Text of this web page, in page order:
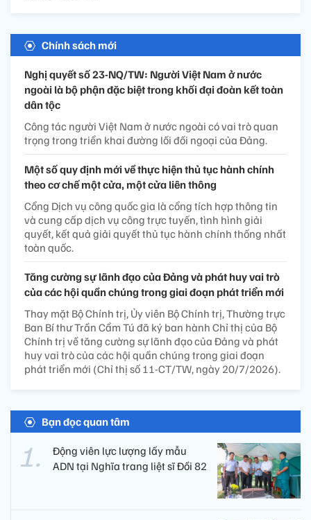
Chính sách mới
Nghị quyết số 23-NQ/TW: Người Việt Nam ở nước
ngoài là bộ phận đặc biệt trong khối đại đoàn kết toàn
dân tộc
Công tác người Việt Nam ở nước ngoài có vai trò quan
trọng trong triển khai đường lối đối ngoại của Đảng.
Một số quy định mới về thực hiện thủ tục hành chính
theo cơ chế một cửa, một cửa liên thông
Cổng Dịch vụ công quốc gia là cổng tích hợp thông tin
và cung cấp dịch vụ công trực tuyến, tình hình giải
quyết, kết quả giải quyết thủ tục hành chính thống nhất
toàn quốc.
Tăng cường sự lãnh đạo của Đảng và phát huy vai trò
của các hội quần chúng trong giai đoạn phát triển mới
Thay mặt Bộ Chính trị, Ủy viên Bộ Chính trị, Thường trực
Ban Bí thư Trần Cẩm Tú đã ký ban hành Chỉ thị của Bộ
Chính trị về tăng cường sự lãnh đạo của Đảng và phát
huy vai trò của các hội quần chúng trong giai đoạn
phát triển mới (Chỉ thị số 11-CT/TW, ngày 20/7/2026).
Bạn đọc quan tâm
Động viên lực lượng lấy mẫu
ADN tại Nghĩa trang liệt sĩ Đồi 82​